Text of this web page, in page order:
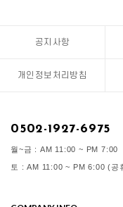
공지사항
개인정보처리방침
0502-1927-6975
월~금 : AM 11:00 ~ PM 7:00
토 : AM 11:00 ~ PM 6:00 (공